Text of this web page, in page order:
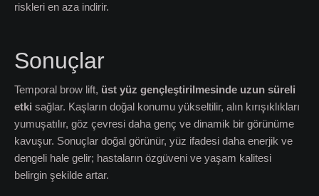
riskleri en aza indirir.
Sonuçlar
Temporal brow lift, üst yüz gençleştirilmesinde uzun süreli
etki sağlar. Kaşların doğal konumu yükseltilir, alın kırışıklıkları
yumuşatılır, göz çevresi daha genç ve dinamik bir görünüme
kavuşur. Sonuçlar doğal görünür, yüz ifadesi daha enerjik ve
dengeli hale gelir; hastaların özgüveni ve yaşam kalitesi
belirgin şekilde artar.